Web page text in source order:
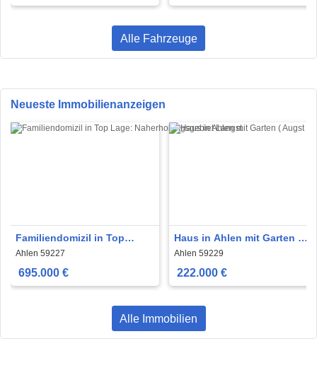
Alle Fahrzeuge
Neueste Immobilienanzeigen
Familiendomizil in Top
Lage: Naherholungsgebiet
Langst
Ahlen 59227
695.000 €
Haus in Ahlen mit Garten (
Augst kirchner str ) zu
verkaufen
Ahlen 59229
222.000 €
Alle Immobilien